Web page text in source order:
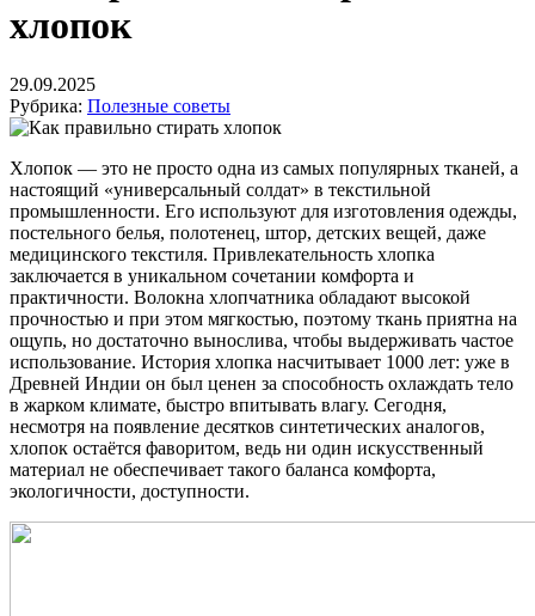
хлопок
29.09.2025
Рубрика: Полезные советы
Хлопок — это не просто одна из самых популярных тканей, а
настоящий «универсальный солдат» в текстильной
промышленности. Его используют для изготовления одежды,
постельного белья, полотенец, штор, детских вещей, даже
медицинского текстиля. Привлекательность хлопка
заключается в уникальном сочетании комфорта и
практичности. Волокна хлопчатника обладают высокой
прочностью и при этом мягкостью, поэтому ткань приятна на
ощупь, но достаточно вынослива, чтобы выдерживать частое
использование. История хлопка насчитывает 1000 лет: уже в
Древней Индии он был ценен за способность охлаждать тело
в жарком климате, быстро впитывать влагу. Сегодня,
несмотря на появление десятков синтетических аналогов,
хлопок остаётся фаворитом, ведь ни один искусственный
материал не обеспечивает такого баланса комфорта,
экологичности, доступности.